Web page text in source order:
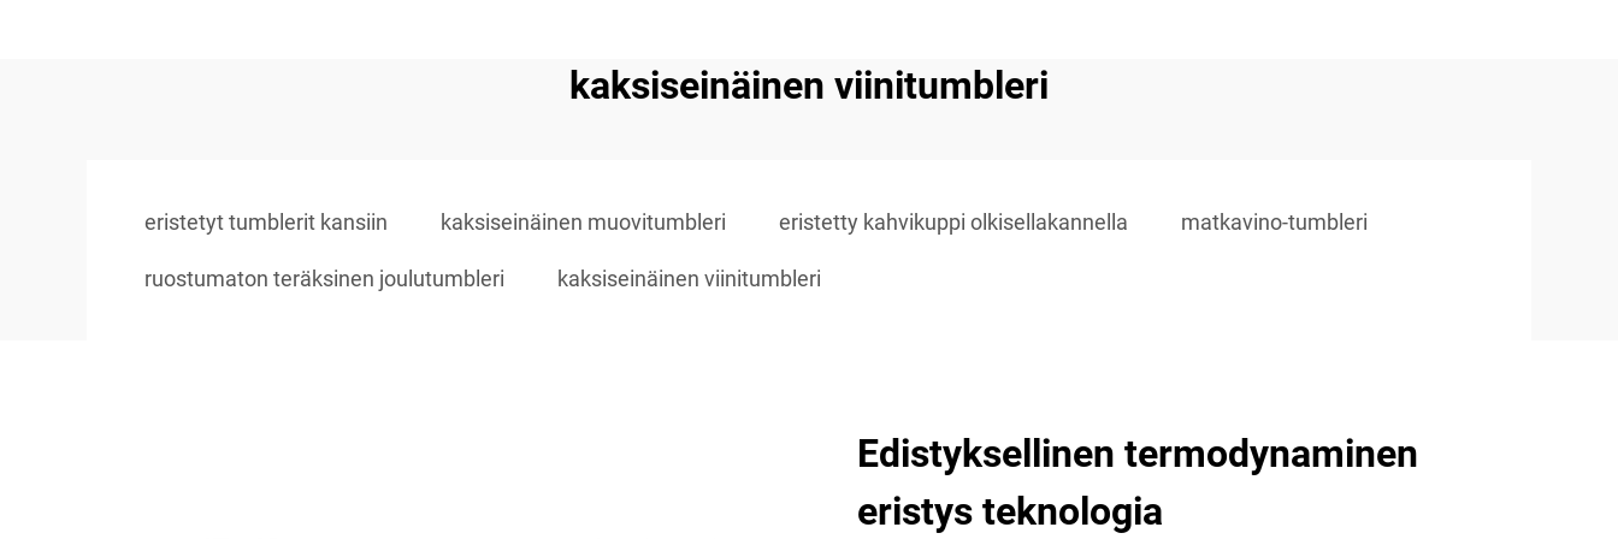
kaksiseinäinen viinitumbleri
eristetyt tumblerit kansiin kaksiseinäinen muovitumbleri eristetty kahvikuppi olkisellakannella matkavino-tumbleri
ruostumaton teräksinen joulutumbleri kaksiseinäinen viinitumbleri
Edistyksellinen termodynaminen
eristys teknologia